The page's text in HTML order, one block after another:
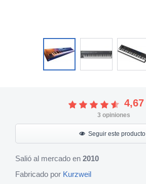
4,67
3 opiniones
Seguir este producto
Salió al mercado en 2010
Fabricado por Kurzweil